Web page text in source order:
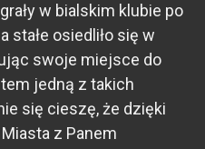
w bialskim klubie po
stałe osiedliło się w
swoje miejsce do
jedną z takich
się cieszę, że dzięki
z Panem